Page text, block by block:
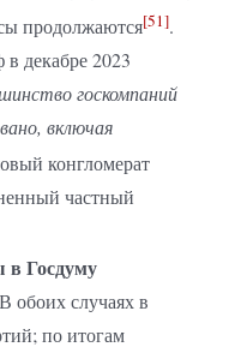
продолжаются[51].
декабре 2023
госкомпаний
включая
конгломерат
частный
Госдуму
обоих случаях в
по итогам